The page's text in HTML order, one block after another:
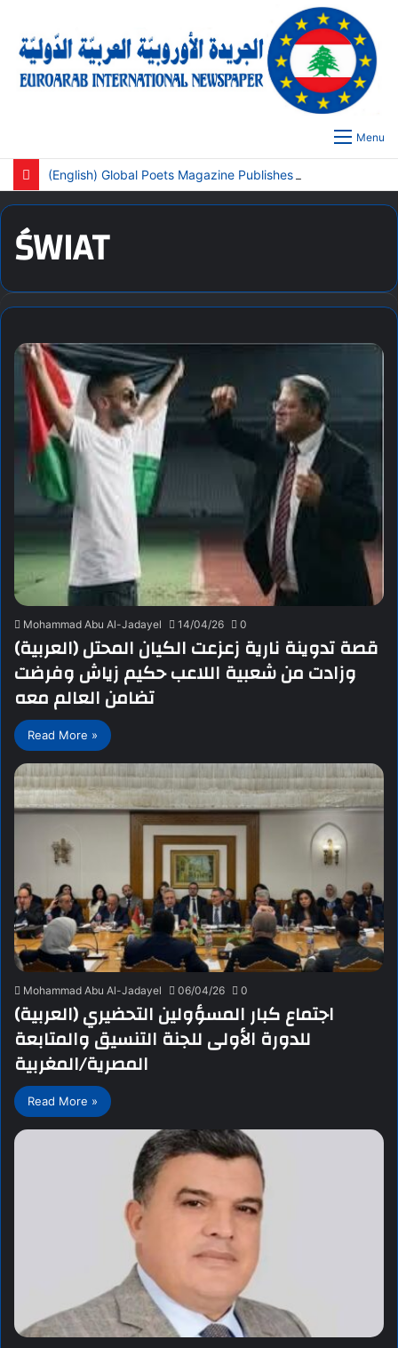
Menu
ŚWIAT
Mohammad Abu Al-Jadayel 14/04/26 0
(العربية) قصة تدوينة نارية زعزعت الكيان المحتل
وزادت من شعبية اللاعب حكيم زياش وفرضت
تضامن العالم معه
Read More »
Mohammad Abu Al-Jadayel 06/04/26 0
(العربية) اجتماع كبار المسؤولين التحضيري
للدورة الأولى للجنة التنسيق والمتابعة
المصرية/المغربية
Read More »